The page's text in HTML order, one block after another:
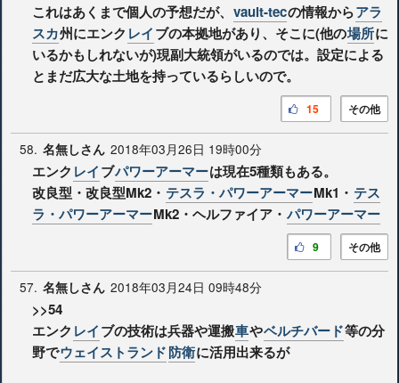
これはあくまで個人の予想だが、 vault-tecの情報からアラ
スカ州にエンク レイブの本拠地があり、そこに(他の場所に
いるかもしれないが)現副大統領がいるのでは。設定による
とまだ広大な土地を持っているらしいので。
その他
15
58. 名無しさん 2018年03月26日 19時00分
エンク レイブパワーアーマーは現在5種類もある。
改良型・改良型Mk2・ テスラ・パワーアーマーMk1・ テス
ラ・パワーアーマーMk2・ヘルファイア・ パワーアーマー
その他
9
57. 名無しさん 2018年03月24日 09時48分
>>54
エンク レイブの技術は兵器や運搬車やベルチバード等の分
野でウェイストランド防衛に活用出来るが